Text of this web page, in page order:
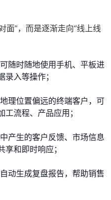
面”，而是逐渐走向“线上线
随时随地使用手机、平板进
入等操作；
理位置偏远的终端客户，可
流程、产品应用；
产生的客户反馈、市场信息
和即时响应；
动生成复盘报告，帮助销售